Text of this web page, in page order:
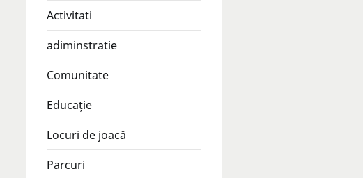
Activitati
adiminstratie
Comunitate
Educație
Locuri de joacă
Parcuri